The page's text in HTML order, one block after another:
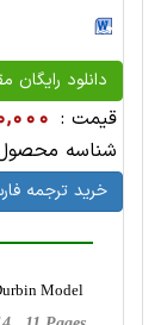
دانلود رایگان
قیمت :
شناسه
خرید ترجمه
Model